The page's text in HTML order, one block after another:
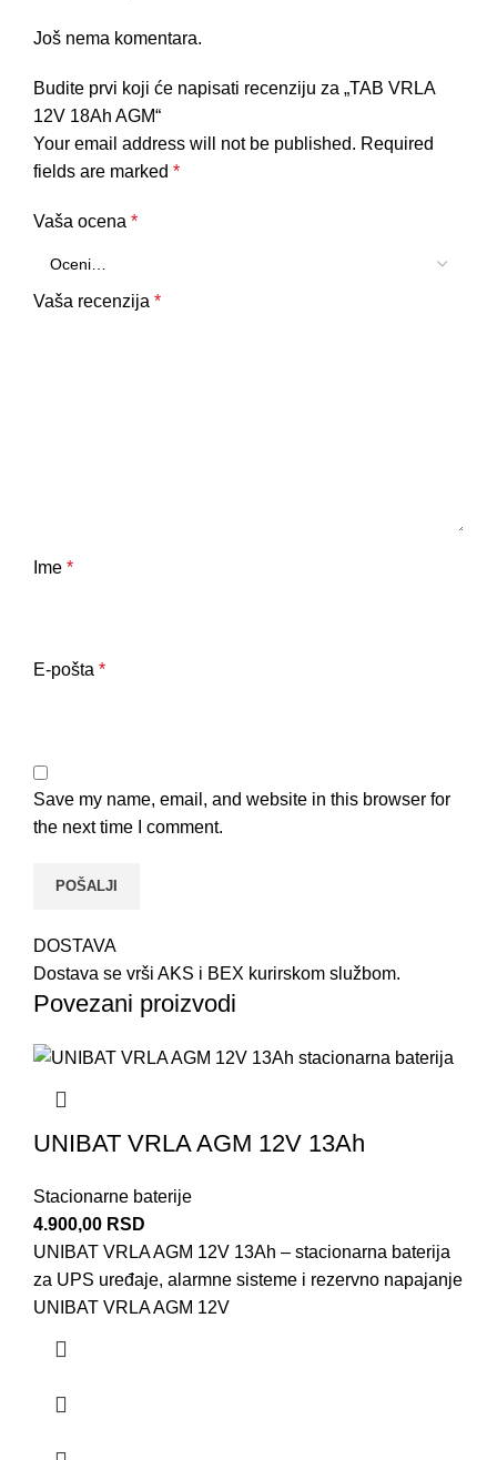
Još nema komentara.
Budite prvi koji će napisati recenziju za „TAB VRLA
12V 18Ah AGM“
Your email address will not be published. Required
fields are marked *
Vaša ocena *
Vaša recenzija *
Ime *
E-pošta *
Save my name, email, and website in this browser for
the next time I comment.
DOSTAVA
Dostava se vrši AKS i BEX kurirskom službom.
Povezani proizvodi
UNIBAT VRLA AGM 12V 13Ah
Stacionarne baterije
4.900,00 RSD
UNIBAT VRLA AGM 12V 13Ah – stacionarna baterija
za UPS uređaje, alarmne sisteme i rezervno napajanje
UNIBAT VRLA AGM 12V